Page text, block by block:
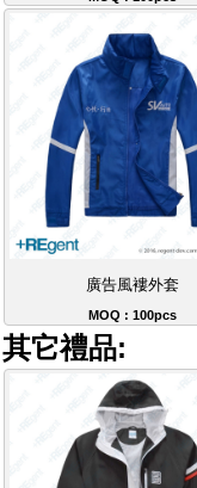
廣告風褸外套
MOQ : 100pcs
其它禮品: